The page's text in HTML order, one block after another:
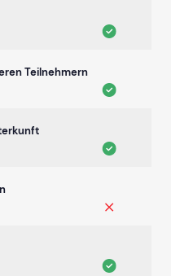
Teilnehmern